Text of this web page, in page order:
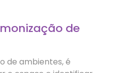
de
de ambientes, é